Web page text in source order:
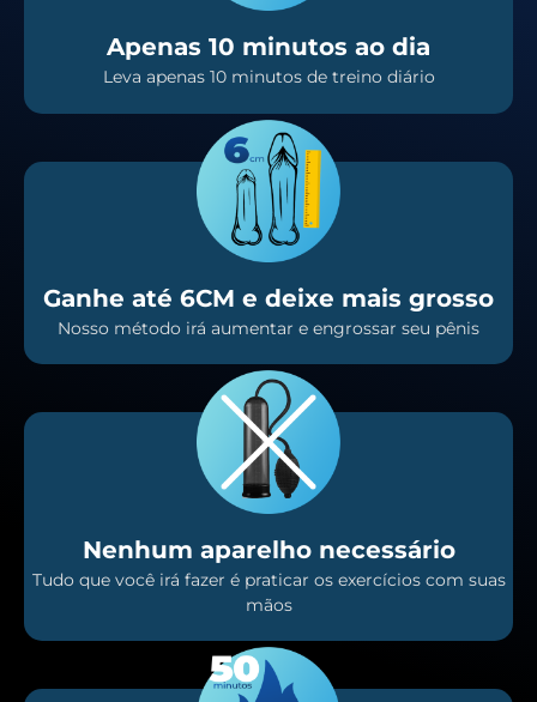
Apenas 10 minutos ao dia
Leva apenas 10 minutos de treino diário
Ganhe até 6CM e deixe mais grosso
Nosso método irá aumentar e engrossar seu pênis
Nenhum aparelho necessário
Tudo que você irá fazer é praticar os exercícios com suas
mãos